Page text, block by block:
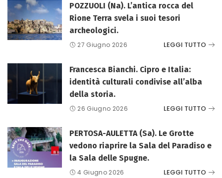
POZZUOLI (Na). L’antica rocca del
Rione Terra svela i suoi tesori
archeologici.
27 Giugno 2026 LEGGI TUTTO
Francesca Bianchi. Cipro e Italia:
identità culturali condivise all’alba
della storia.
26 Giugno 2026 LEGGI TUTTO
PERTOSA-AULETTA (Sa). Le Grotte
vedono riaprire la Sala del Paradiso e
la Sala delle Spugne.
4 Giugno 2026 LEGGI TUTTO